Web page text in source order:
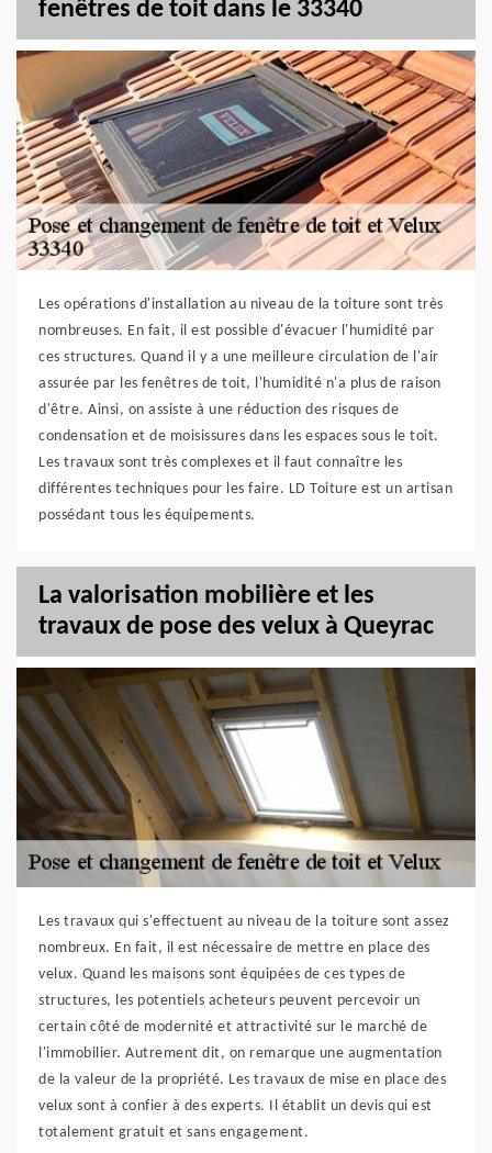
fenêtres de toit dans le 33340
Les opérations d'installation au niveau de la toiture sont très
nombreuses. En fait, il est possible d'évacuer l'humidité par
ces structures. Quand il y a une meilleure circulation de l'air
assurée par les fenêtres de toit, l'humidité n'a plus de raison
d'être. Ainsi, on assiste à une réduction des risques de
condensation et de moisissures dans les espaces sous le toit.
Les travaux sont très complexes et il faut connaître les
différentes techniques pour les faire. LD Toiture est un artisan
possédant tous les équipements.
La valorisation mobilière et les
travaux de pose des velux à Queyrac
Les travaux qui s'effectuent au niveau de la toiture sont assez
nombreux. En fait, il est nécessaire de mettre en place des
velux. Quand les maisons sont équipées de ces types de
structures, les potentiels acheteurs peuvent percevoir un
certain côté de modernité et attractivité sur le marché de
l'immobilier. Autrement dit, on remarque une augmentation
de la valeur de la propriété. Les travaux de mise en place des
velux sont à confier à des experts. Il établit un devis qui est
totalement gratuit et sans engagement.